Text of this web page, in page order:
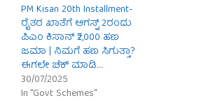
PM Kisan 20th Installment-
ರೈತರ ಖಾತೆಗೆ ಆಗಸ್ಟ್ 2ರಂದು
ಪಿಎಂ ಕಿಸಾನ್ ₹2,000 ಹಣ
ಜಮಾ | ನಿಮಗೆ ಹಣ ಸಿಗುತ್ತಾ?
ಈಗಲೇ ಚೆಕ್ ಮಾಡಿ…
30/07/2025
In "Govt Schemes"